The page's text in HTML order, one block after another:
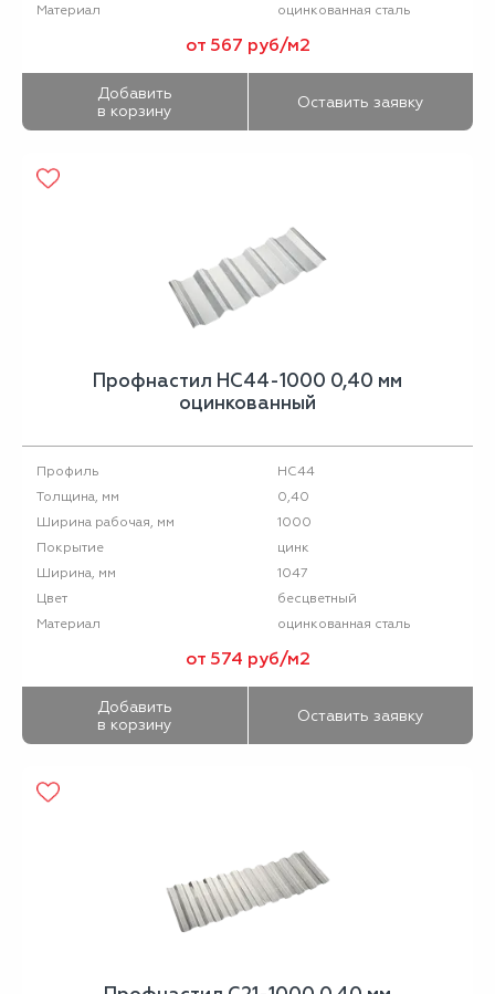
Материал
оцинкованная сталь
от 567 руб/м2
Добавить
в корзину
Оставить заявку
Профнастил НС44-1000 0,40 мм
оцинкованный
Профиль
НС44
Толщина, мм
0,40
Ширина рабочая, мм
1000
Покрытие
цинк
Ширина, мм
1047
Цвет
бесцветный
Материал
оцинкованная сталь
от 574 руб/м2
Добавить
в корзину
Оставить заявку